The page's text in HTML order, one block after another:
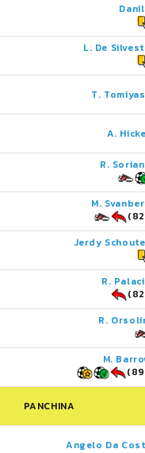
L. De
T.
A.
R.
M.
Jerdy
R.
R.
M.
PANCHINA
Angelo Da